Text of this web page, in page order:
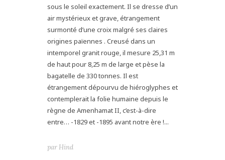
sous le soleil exactement. Il se dresse d’un
air mystérieux et grave, étrangement
surmonté d’une croix malgré ses claires
origines païennes . Creusé dans un
intemporel granit rouge, il mesure 25,31 m
de haut pour 8,25 m de large et pèse la
bagatelle de 330 tonnes. Il est
étrangement dépourvu de hiéroglyphes et
contemplerait la folie humaine depuis le
règne de Amenhamat II, c’est-à-dire
entre… -1829 et -1895 avant notre ère !...
par Hind